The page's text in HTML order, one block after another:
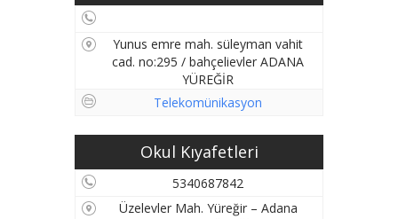
Yunus emre mah. süleyman vahit
cad. no:295 / bahçelievler ADANA
YÜREĞİR
Telekomünikasyon
Okul Kıyafetleri
5340687842
Üzelevler Mah. Yüreğir – Adana